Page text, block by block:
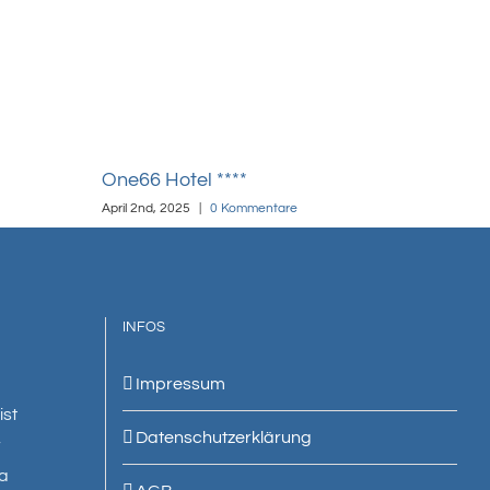
One66 Hotel ****
April 2nd, 2025 0 Kommentare
INFOS
Impressum
Datenschutzerklärung